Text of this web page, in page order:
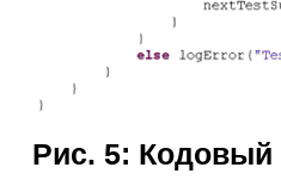
Рис. 5: Кодовый